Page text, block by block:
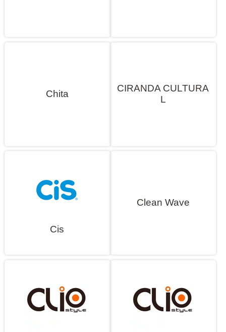
Chita
CIRANDA CULTURA
L
Cis
Clean Wave